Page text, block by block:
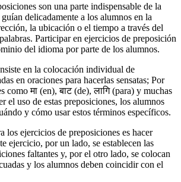
son una parte indispensable de la
delicadamente a los alumnos en la
la ubicación o el tiempo a través del
Participar en ejercicios de preposición
del idioma por parte de los alumnos.
en la colocación individual de
en oraciones para hacerlas sensatas; Por
como मा (en), बाट (de), लागि (para) y muchas
el uso de estas preposiciones, los alumnos
y cómo usar estos términos específicos.
los ejercicios de preposiciones es hacer
ejercicio, por un lado, se establecen las
faltantes y, por el otro lado, se colocan
y los alumnos deben coincidir con el